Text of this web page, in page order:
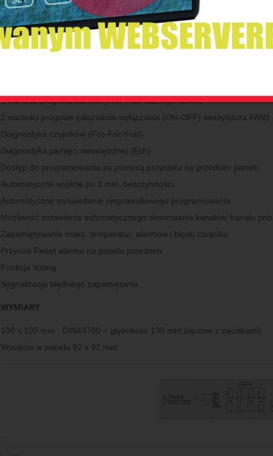
2 wyświetlacze o wysokości 13 mm, 3 cyfry do wyświetlania temperatury
3 diody wyświetlania stanu alarmów dla wybranego kanału
2 diody do wyświetlania stanu FAN1 i FAN2
1 wartość progowa alarmu (TRIP) dla każdego kanału
2 wartości progowe załączania-wyłączania (ON-OFF) wentylatora FAN1
Diagnostyka czujników (Fcc-Foc-Fcd)
Diagnostyka pamięci wewnętrznej (Ech)
Dostęp do programowania za pomocą przycisku na przednim panelu
Automatyczne wyjście po 1 min. bezczynności
Automatyczne wyświetlenie nieprawidłowego programowania
Możliwość ustawienia automatycznego skanowania kanałów, kanału
Zapamiętywanie maks. temperatur, alarmów i błędu czujnika
Przycisk Reset alarmu na panelu przednim
Funkcja Voting
Sygnalizacja błędnego zapamiętania
WYMIARY
100 x 100 mm - DIN43700 – głębokość 130 mm (łącznie z zaciskami)
Wycięcie w panelu 92 x 92 mm